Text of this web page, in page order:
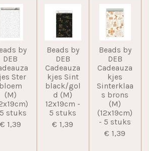
by
DEB
Ster
bloem
(M)
stuks
€ 1,39
Beads by
DEB
Cadeauza
kjes Sint
black/gol
d (M)
12x19cm -
5 stuks
€ 1,39
Beads by
DEB
Cadeauza
kjes
Sinterklaa
s brons
(M)
(12x19cm)
- 5 stuks
€ 1,39